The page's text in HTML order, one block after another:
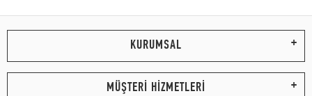
KURUMSAL
MÜŞTERİ HİZMETLERİ